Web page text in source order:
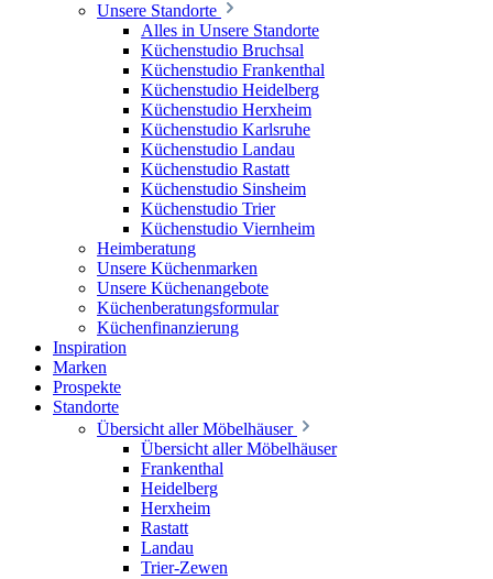
Unsere Standorte
Alles in Unsere Standorte
Küchenstudio Bruchsal
Küchenstudio Frankenthal
Küchenstudio Heidelberg
Küchenstudio Herxheim
Küchenstudio Karlsruhe
Küchenstudio Landau
Küchenstudio Rastatt
Küchenstudio Sinsheim
Küchenstudio Trier
Küchenstudio Viernheim
Heimberatung
Unsere Küchenmarken
Unsere Küchenangebote
Küchenberatungsformular
Küchenfinanzierung
Inspiration
Marken
Prospekte
Standorte
Übersicht aller Möbelhäuser
Übersicht aller Möbelhäuser
Frankenthal
Heidelberg
Herxheim
Rastatt
Landau
Trier-Zewen